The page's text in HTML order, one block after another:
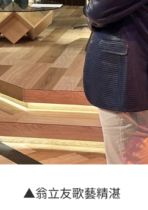
▲翁立友歌藝精湛